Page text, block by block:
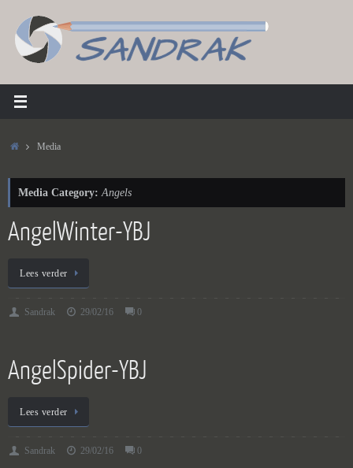
inhoud
HomeMedia
Media Category:Angels
AngelWinter-YBJ
Lees verder
Sandrak 29/02/16 0
AngelSpider-YBJ
Lees verder
Sandrak 29/02/16 0